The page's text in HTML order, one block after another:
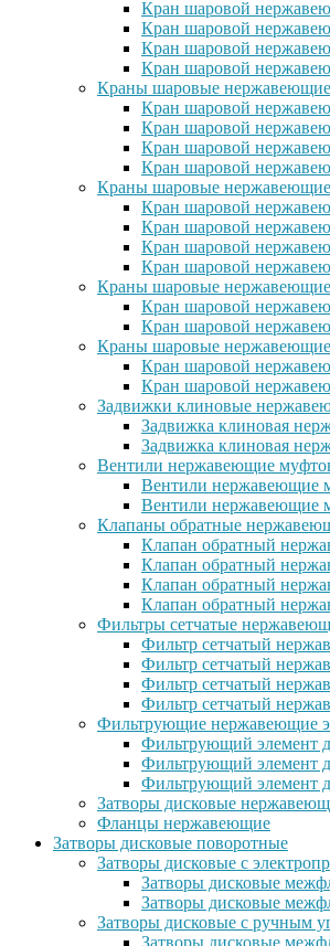
Кран шаровой
Кран шаровой
Кран шаровой
Кран шаровой
Краны шаровые нержавеющие
Кран шаровой
Кран шаровой
Кран шаровой
Кран шаровой
Краны шаровые
Кран шаровой
Кран шаровой
Кран шаровой
Кран шаровой
Краны шаровые
Кран шаровой
Кран шаровой
Краны шаровые нержавеющие
Кран шаровой
Кран шаровой
Задвижки клиновые
Задвижка клиновая
Задвижка клиновая
Вентили нержавеющие
Вентили нержавеющие
Вентили нержавеющие
Клапаны обратные
Клапан обратный
Клапан обратный
Клапан обратный
Клапан обратный
Фильтры сетчатые
Фильтр сетчатый
Фильтр сетчатый
Фильтр сетчатый
Фильтр сетчатый
Фильтрующие нержавеющие
Фильтрующий элемент
Фильтрующий элемент
Фильтрующий элемент
Затворы дисковые
Фланцы нержавеющие
Затворы дисковые поворотные
Затворы дисковые с
Затворы дисковые
Затворы дисковые
Затворы дисковые с ручным
Затворы дисковые